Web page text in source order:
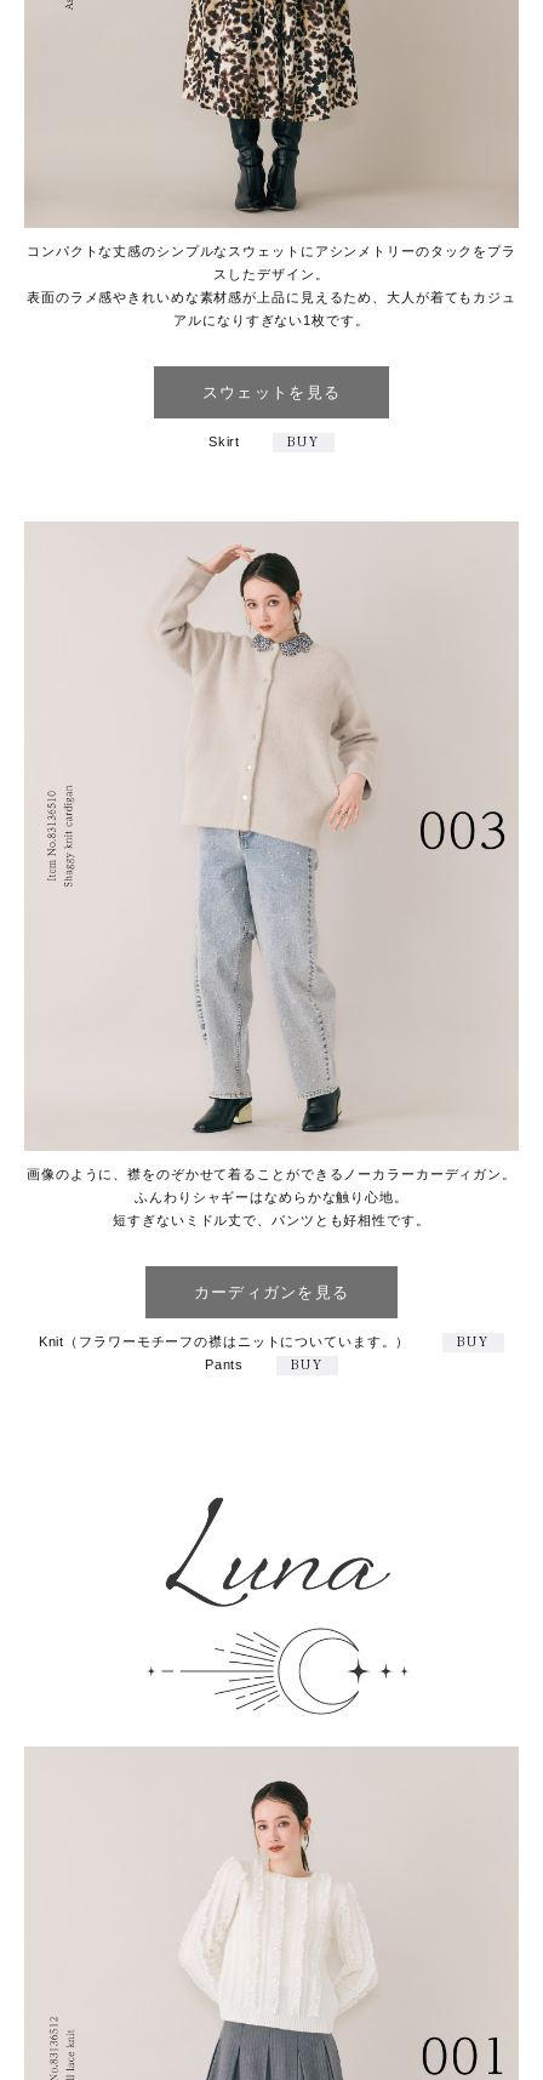
コンパクトな丈感のシンプルなスウェットにアシンメトリーのタックをプラ
スしたデザイン。
表面のラメ感やきれいめな素材感が上品に見えるため、大人が着てもカジュ
アルになりすぎない1枚です。
スウェットを見る
Skirt BUY
画像のように、襟をのぞかせて着ることができるノーカラーカーディガン。
ふんわりシャギーはなめらかな触り心地。
短すぎないミドル丈で、パンツとも好相性です。
カーディガンを見る
Knit（フラワーモチーフの襟はニットについています。） BUY
Pants BUY